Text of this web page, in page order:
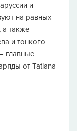
и
на равных
а также
и тонкого
главные
от Tatiana